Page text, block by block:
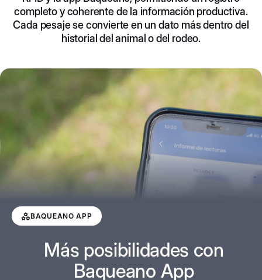
completo y coherente de la información productiva.
Cada pesaje se convierte en un dato más dentro del
historial del animal o del rodeo.
BAQUEANO APP
Más posibilidades con
Baqueano App